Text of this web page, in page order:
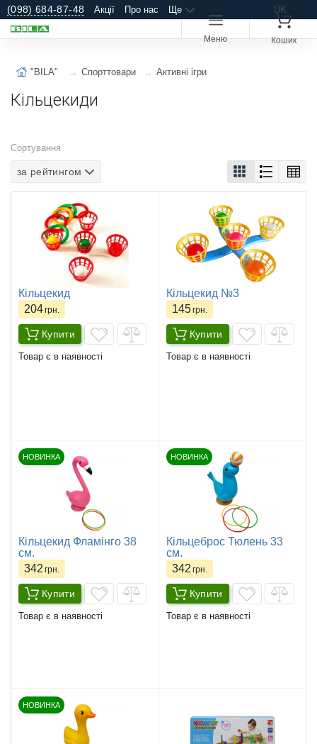
(098) 684-87-48 Акції Про нас Ще UK
Меню Кошик
"BILA" Спорттовари Активні ігри
Кільцекиди
Сортування
за рейтингом
Кільцекид
204грн.
Купити
Товар є в наявності
Кільцекид №3
145грн.
Купити
Товар є в наявності
НОВИНКА
Кільцекид Фламінго 38
см.
342 грн.
Купити
Товар є в наявності
НОВИНКА
Кільцеброс Тюлень 33
см.
342 грн.
Купити
Товар є в наявності
НОВИНКА